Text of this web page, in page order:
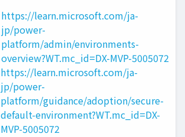
https://learn.microsoft.com/ja-
jp/power-
platform/admin/environments-
overview?WT.mc_id=DX-MVP-5005072
https://learn.microsoft.com/ja-
jp/power-
platform/guidance/adoption/secure-
default-environment?WT.mc_id=DX-
MVP-5005072